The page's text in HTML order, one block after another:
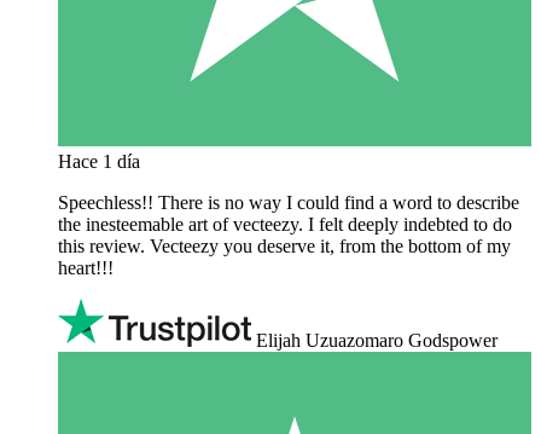
Hace 1 día
Speechless!! There is no way I could find a word to describe
the inesteemable art of vecteezy. I felt deeply indebted to do
this review. Vecteezy you deserve it, from the bottom of my
heart!!!
Elijah Uzuazomaro Godspower